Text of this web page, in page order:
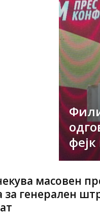
масовен
за генерален